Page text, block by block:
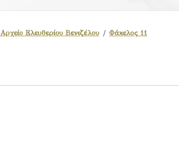
Αρχείο Ελευθερίου Βενιζέλου Φάκελος 11